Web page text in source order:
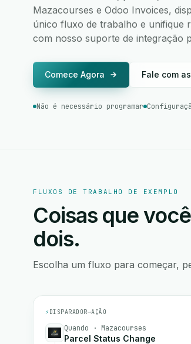
Mazacourses e Odoo Invoices,
único fluxo de trabalho e unifique
com nosso suporte de integração
Comece Agora Fale com
Não é necessário programar
FLUXOS DE TRABALHO DE EXEMPLO
Coisas que
dois.
Escolha um fluxo para começar,
⚡ DISPARADOR→AÇÃO
Quando · Mazacourses
Parcel Status Change